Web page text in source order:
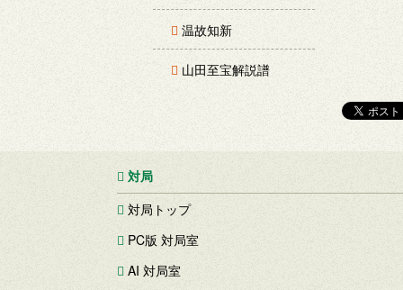
温故知新
山田至宝解説譜
対局
対局トップ
PC版 対局室
AI 対局室